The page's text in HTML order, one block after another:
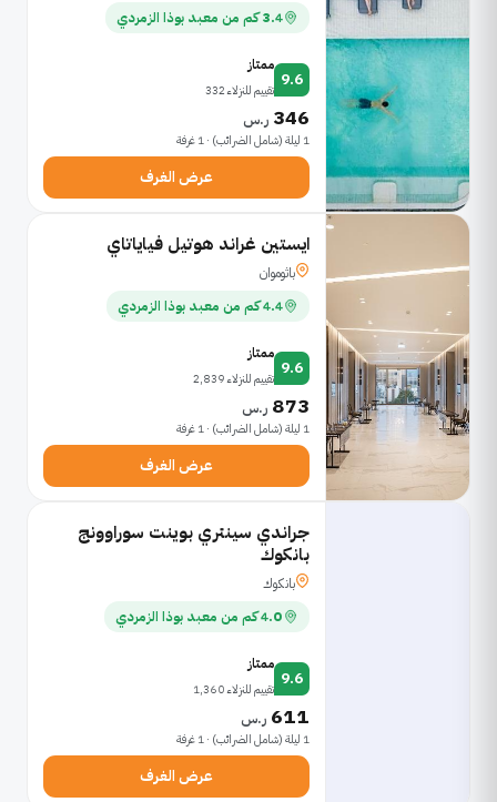
3.4 كم من معبد بوذا الزمردي
9.6
ممتاز
تقييم للنزلاء 332
346 ر.س
1 ليلة (شامل الضرائب) · 1 غرفة
عرض الغرف
ايستين غراند هوتيل فياياتاي
باثوموان
4.4 كم من معبد بوذا الزمردي
9.6
ممتاز
تقييم للنزلاء 2,839
873 ر.س
1 ليلة (شامل الضرائب) · 1 غرفة
عرض الغرف
جراندي سينتري بوينت سوراوونج
بانكوك
بانكوك
4.0 كم من معبد بوذا الزمردي
9.6
ممتاز
تقييم للنزلاء 1,360
611 ر.س
1 ليلة (شامل الضرائب) · 1 غرفة
عرض الغرف